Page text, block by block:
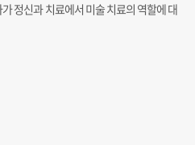
정신과 치료에서 미술 치료의 역할에 대